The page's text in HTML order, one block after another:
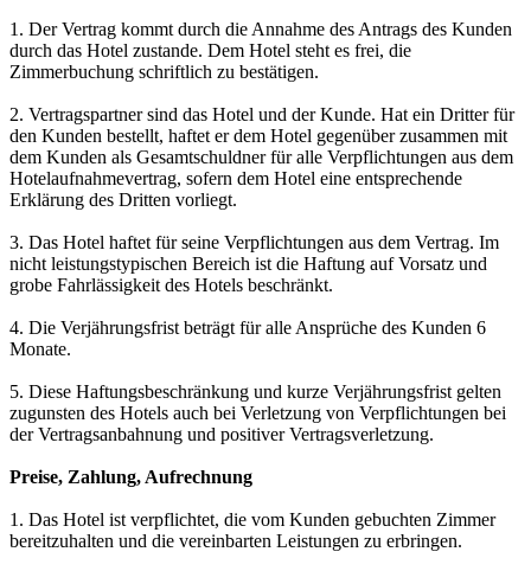
1. Der Vertrag kommt durch die Annahme des Antrags des Kunden
durch das Hotel zustande. Dem Hotel steht es frei, die
Zimmerbuchung schriftlich zu bestätigen.
2. Vertragspartner sind das Hotel und der Kunde. Hat ein Dritter für
den Kunden bestellt, haftet er dem Hotel gegenüber zusammen mit
dem Kunden als Gesamtschuldner für alle Verpflichtungen aus dem
Hotelaufnahmevertrag, sofern dem Hotel eine entsprechende
Erklärung des Dritten vorliegt.
3. Das Hotel haftet für seine Verpflichtungen aus dem Vertrag. Im
nicht leistungstypischen Bereich ist die Haftung auf Vorsatz und
grobe Fahrlässigkeit des Hotels beschränkt.
4. Die Verjährungsfrist beträgt für alle Ansprüche des Kunden 6
Monate.
5. Diese Haftungsbeschränkung und kurze Verjährungsfrist gelten
zugunsten des Hotels auch bei Verletzung von Verpflichtungen bei
der Vertragsanbahnung und positiver Vertragsverletzung.
Preise, Zahlung, Aufrechnung
1. Das Hotel ist verpflichtet, die vom Kunden gebuchten Zimmer
bereitzuhalten und die vereinbarten Leistungen zu erbringen.